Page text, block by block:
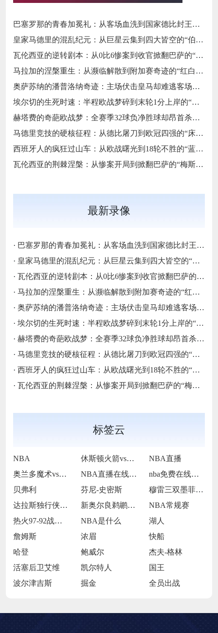
巴塞罗那的青春加冕礼：从客场血洗到国家德比封王的“梦四序章”
皇家马德里的混乱纪元：从巨星云集到四大皆空的“伯纳乌闹剧”
瓦伦西亚的逆转剧本：从0比6惨案到收官掀翻巴萨的“梅斯塔利亚不死鸟”
马拉加的涅槃重生：从濒临解散到附加赛奇迹的“红白不死鸟”
奥萨苏纳的潘普洛纳奇迹：主场伏击皇马却难逃客场虫宿命的“北境异类”
埃尔切的生死时速：半程欧战梦碎到末轮1分上岸的“保级惊魂”
赫塔费的奇葩欧战梦：全赛季32球负净胜球却昂首杀入欧协联的“反足球童话”
马德里竞技的硬核征程：从德比屠刀到欧冠四强的“床单不屈魂”
西班牙人的疯狂过山车：从欧战曙光到18轮不胜的“蓝白梦魇”
瓦伦西亚的荆棘涅槃：从惨案开局到掀翻巴萨的“梅斯塔利亚不死鸟”
最新录像
· 巴塞罗那的青春加冕礼：从客场血洗到国家德比封王的“梦四序章”
· 皇家马德里的混乱纪元：从巨星云集到四大皆空的“伯纳乌闹剧”
· 瓦伦西亚的逆转剧本：从0比6惨案到收官掀翻巴萨的“梅斯塔利亚不死鸟”
· 马拉加的涅槃重生：从濒临解散到附加赛奇迹的“红白不死鸟”
· 奥萨苏纳的潘普洛纳奇迹：主场伏击皇马却难逃客场虫宿命的“北境异类”
· 埃尔切的生死时速：半程欧战梦碎到末轮1分上岸的“保级惊魂”
· 赫塔费的奇葩欧战梦：全赛季32球负净胜球却昂首杀入欧协联的“反足球童话”
· 马德里竞技的硬核征程：从德比屠刀到欧冠四强的“床单不屈魂”
· 西班牙人的疯狂过山车：从欧战曙光到18轮不胜的“蓝白梦魇”
· 瓦伦西亚的荆棘涅槃：从惨案开局到掀翻巴萨的“梅斯塔利亚不死鸟”
标签云
NBA 休斯顿火箭vs波士顿凯尔特人
NBA直播
奥兰多魔术vs多伦多猛龙
NBA直播在线观看
nba免费在线高清直播
贝弗利
芬尼-史密斯
穆雷三双墨菲22分伤退 鹈鹕双杀奇才
达拉斯独行侠队球星凯里·欧文
新奥尔良鹈鹕前锋锡安·威廉姆森
NBA常规赛
热火97-92战胜爵士
NBA是什么
湖人
詹姆斯
浓眉
快船
哈登
鲍威尔
杰夫-格林
活塞后卫艾维
凯尔特人
国王
波尔津吉斯
掘金 全员出战